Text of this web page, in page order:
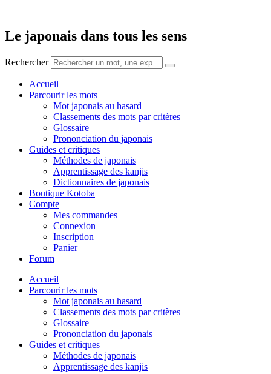
contenu
Le japonais dans tous les sens
Rechercher
Accueil
Parcourir les mots
Mot japonais au hasard
Classements des mots par critères
Glossaire
Prononciation du japonais
Guides et critiques
Méthodes de japonais
Apprentissage des kanjis
Dictionnaires de japonais
Boutique Kotoba
Compte
Mes commandes
Connexion
Inscription
Panier
Forum
Accueil
Parcourir les mots
Mot japonais au hasard
Classements des mots par critères
Glossaire
Prononciation du japonais
Guides et critiques
Méthodes de japonais
Apprentissage des kanjis